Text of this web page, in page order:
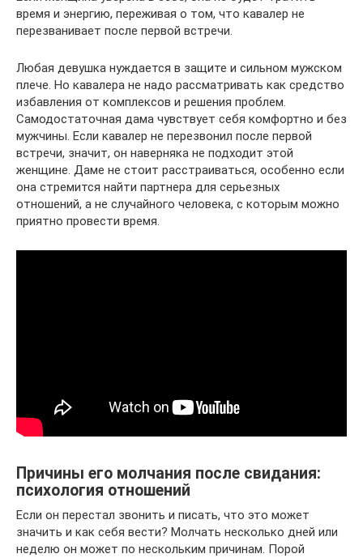
время и энергию, переживая о том, что кавалер не
перезванивает после первой встречи.
Любая девушка нуждается в защите и сильном мужском
плече. Но кавалера не надо рассматривать как средство
избавления от комплексов и решения проблем.
Самодостаточная дама чувствует себя комфортно и без
мужчины. Если кавалер не перезвонил после первой
встречи, значит, он наверняка не подходит этой
женщине. Даме не стоит расстраиваться, особенно если
она стремится найти партнера для серьезных
отношений, а не случайного человека, с которым можно
приятно провести время.
Причины его молчания после свидания:
психология отношений
Если он перестал звонить и писать, что это может
значить и как себя вести? Молчать несколько дней или
неделю он может по нескольким причинам. Порой